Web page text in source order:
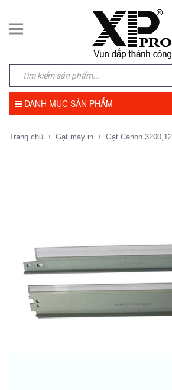
DANH MỤC SẢN PHẨM
Trang chủ + Gạt máy in + Gạt Canon